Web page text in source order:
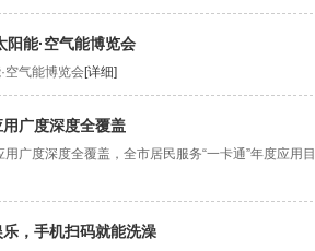
能·空气能博览会
空气能博览会[详细]
广度深度全覆盖
广度深度全覆盖，全市居民服务“一卡通”年度应
，手机扫码就能洗澡